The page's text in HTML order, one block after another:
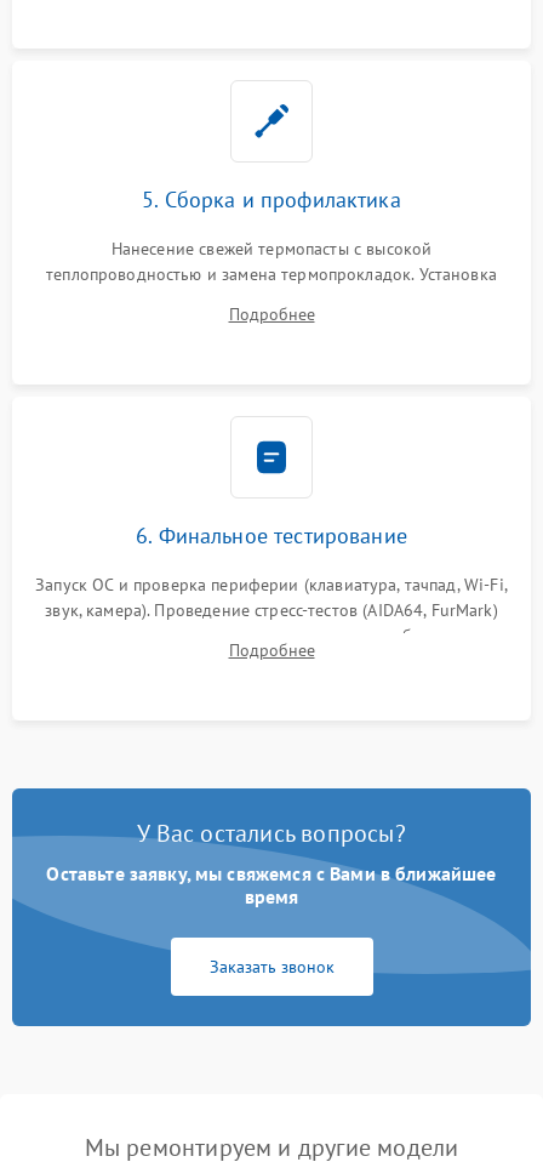
5. Сборка и профилактика
Нанесение свежей термопасты с высокой
теплопроводностью и замена термопрокладок. Установка
шлейфов, модулей памяти и накопителей. Предварительная
Подробнее
6. Финальное тестирование
Запуск ОС и проверка периферии (клавиатура, тачпад, Wi-Fi,
звук, камера). Проведение стресс-тестов (AIDA64, FurMark)
для контроля температурного режима и стабильности
системы под пиковой нагрузкой.
Подробнее
У Вас остались вопросы?
Оставьте заявку, мы свяжемся с Вами в ближайшее
время
Заказать звонок
Мы ремонтируем и другие модели